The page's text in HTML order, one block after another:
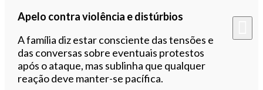
Apelo contra violência e distúrbios
A família diz estar consciente das tensões e
das conversas sobre eventuais protestos
após o ataque, mas sublinha que qualquer
reação deve manter-se pacífica.